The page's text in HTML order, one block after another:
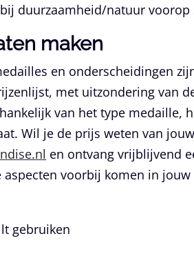
duurzaamheid/natuur voorop
maken
en onderscheidingen
met uitzondering van
van het type medaille,
Wil je de prijs weten van
en ontvang vrijblijvend
aspecten voorbij komen in
gebruiken